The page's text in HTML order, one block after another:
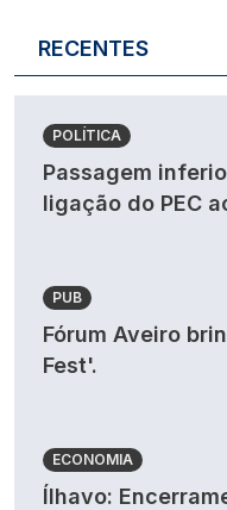
RECENTES
POLÍTICA
Passagem
ligação do PEC
PUB
Fórum Aveiro
Fest'.
ECONOMIA
Ílhavo: